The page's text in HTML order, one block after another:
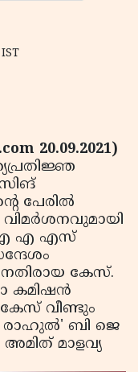
20.09.2021)
പേരില്‍
ഐ എ എസ്
കേസ്.
കമിഷന്‍
വീണ്ടും
രാഹുല്‍' ബി ജെ
മാളവ്യ